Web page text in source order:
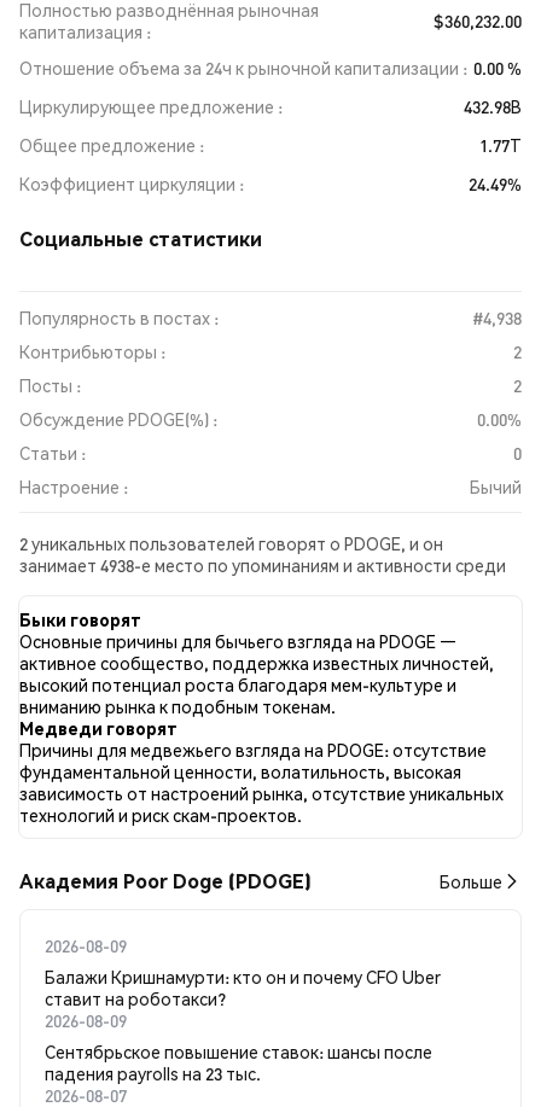
Полностью разводнённая рыночная
капитализация
$360,232.00
Отношение объема за 24ч к рыночной капитализации
0.00 %
Циркулирующее предложение
432.98B
Общее предложение
1.77T
Коэффициент циркуляции
24.49%
Социальные статистики
Популярность в постах :
#4,938
Контрибьюторы :
2
Посты :
2
Обсуждение PDOGE(%) :
0.00%
Статьи :
0
Настроение :
Бычий
2 уникальных пользователей говорят о PDOGE, и он
занимает 4938-е место по упоминаниям и активности среди
отношении PDOGE во всех социальных сетях было Бычий.
Всего было опубликовано 0 новостных статей о PDOGE. В
Twitter 0.00% твитов имели бычий настрой по сравнению с
0.00% твитов с медвежьим настроем по PDOGE. 100.00%
твитов были нейтральными по отношению к PDOGE. Эти
данные основаны на 1 твитах.
Быки говорят
Основные причины для бычьего взгляда на PDOGE —
активное сообщество, поддержка известных личностей,
высокий потенциал роста благодаря мем-культуре и
вниманию рынка к подобным токенам.
Медведи говорят
Причины для медвежьего взгляда на PDOGE: отсутствие
фундаментальной ценности, волатильность, высокая
зависимость от настроений рынка, отсутствие уникальных
технологий и риск скам-проектов.
Академия Poor Doge (PDOGE) Больше
2026-08-09
Балажи Кришнамурти: кто он и почему CFO Uber
ставит на роботакси?
2026-08-09
Сентябрьское повышение ставок: шансы после
падения payrolls на 23 тыс.
2026-08-07